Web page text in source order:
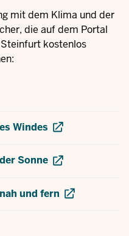
mit dem Klima und der
die auf dem Portal
kostenlos
Windes
Sonne
und fern